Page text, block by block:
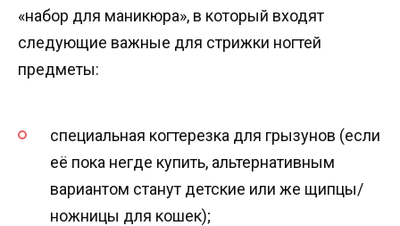
«набор для маникюра», в который входят
следующие важные для стрижки ногтей
предметы:
специальная когтерезка для грызунов (если
её пока негде купить, альтернативным
вариантом станут детские или же щипцы/
ножницы для кошек);